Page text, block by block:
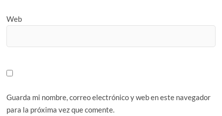
Web
Guarda mi nombre, correo electrónico y web en este navegador
para la próxima vez que comente.